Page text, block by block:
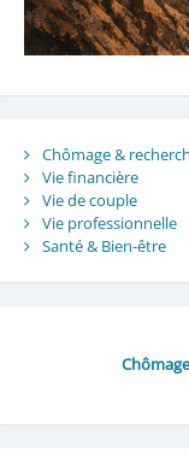
Chômage &
Vie financière
Vie de couple
Vie professionnelle
Santé & Bien-être